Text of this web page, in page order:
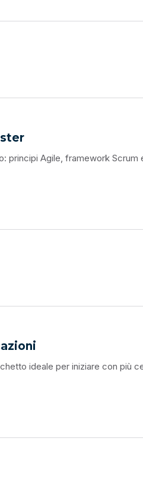
principi Agile, framework Scrum
ideale per iniziare con più